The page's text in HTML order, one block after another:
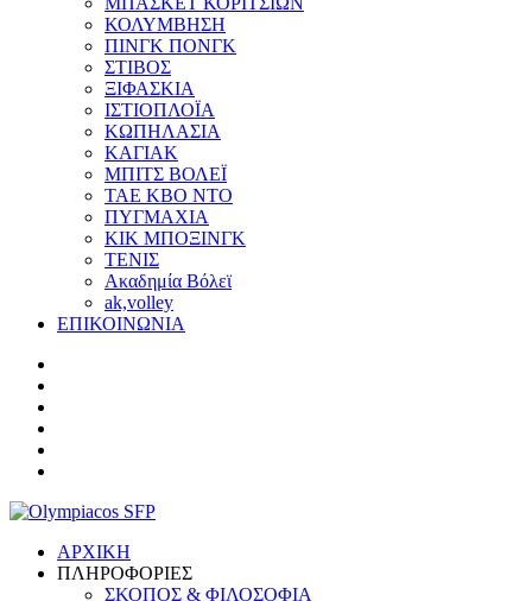
ΚΟΛΥΜΒΗΣΗ
ΠΙΝΓΚ ΠΟΝΓΚ
ΣΤΙΒΟΣ
ΞΙΦΑΣΚΙΑ
ΙΣΤΙΟΠΛΟΪΑ
ΚΩΠΗΛΑΣΙΑ
ΚΑΓΙΑΚ
ΜΠΙΤΣ ΒΟΛΕΪ
ΤΑΕ ΚΒΟ ΝΤΟ
ΠΥΓΜΑΧΙΑ
ΚΙΚ ΜΠΟΞΙΝΓΚ
ΤΕΝΙΣ
Ακαδημία Βόλεϊ
ak,volley
ΕΠΙΚΟΙΝΩΝΙΑ
ΑΡΧΙΚΗ
ΠΛΗΡΟΦΟΡΙΕΣ
ΣΚΟΠΟΣ & ΦΙΛΟΣΟΦΙΑ